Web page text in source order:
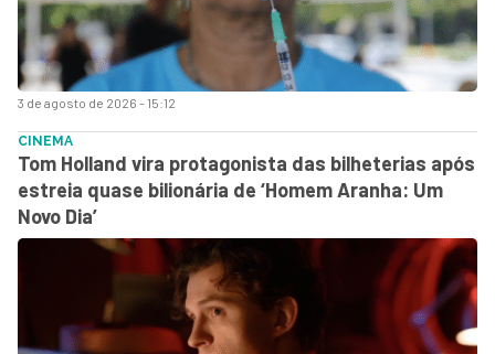
3 de agosto de 2026 - 15:12
CINEMA
Tom Holland vira protagonista das bilheterias após
estreia quase bilionária de ‘Homem Aranha: Um
Novo Dia’